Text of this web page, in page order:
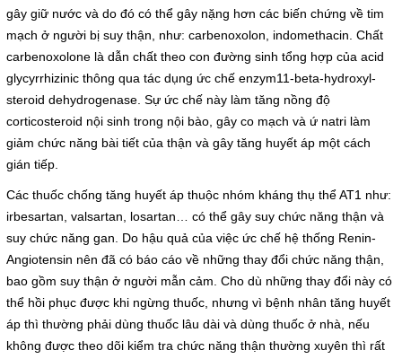
gây giữ nước và do đó có thể gây nặng hơn các biến chứng về tim
mạch ở người bị suy thận, như: carbenoxolon, indomethacin. Chất
carbenoxolone là dẫn chất theo con đường sinh tổng hợp của acid
glycyrrhizinic thông qua tác dụng ức chế enzym11-beta-hydroxyl-
steroid dehydrogenase. Sự ức chế này làm tăng nồng độ
corticosteroid nội sinh trong nội bào, gây co mạch và ứ natri làm
giảm chức năng bài tiết của thận và gây tăng huyết áp một cách
gián tiếp.
Các thuốc chống tăng huyết áp thuộc nhóm kháng thụ thể AT1 như:
irbesartan, valsartan, losartan… có thể gây suy chức năng thận và
suy chức năng gan. Do hậu quả của việc ức chế hệ thống Renin-
Angiotensin nên đã có báo cáo về những thay đổi chức năng thận,
bao gồm suy thận ở người mẫn cảm. Cho dù những thay đổi này có
thể hồi phục được khi ngừng thuốc, nhưng vì bệnh nhân tăng huyết
áp thì thường phải dùng thuốc lâu dài và dùng thuốc ở nhà, nếu
không được theo dõi kiểm tra chức năng thận thường xuyên thì rất
Cấp cứu (24/24)
(08) 3710 1445
support@bvdkhocmon.com
COPYRIGHT 2015. ALL RIGHTS RESERVED